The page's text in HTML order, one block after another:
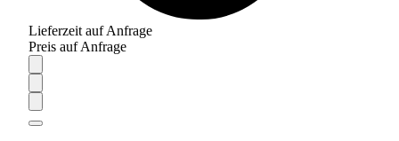
Lieferzeit auf Anfrage
Preis auf Anfrage